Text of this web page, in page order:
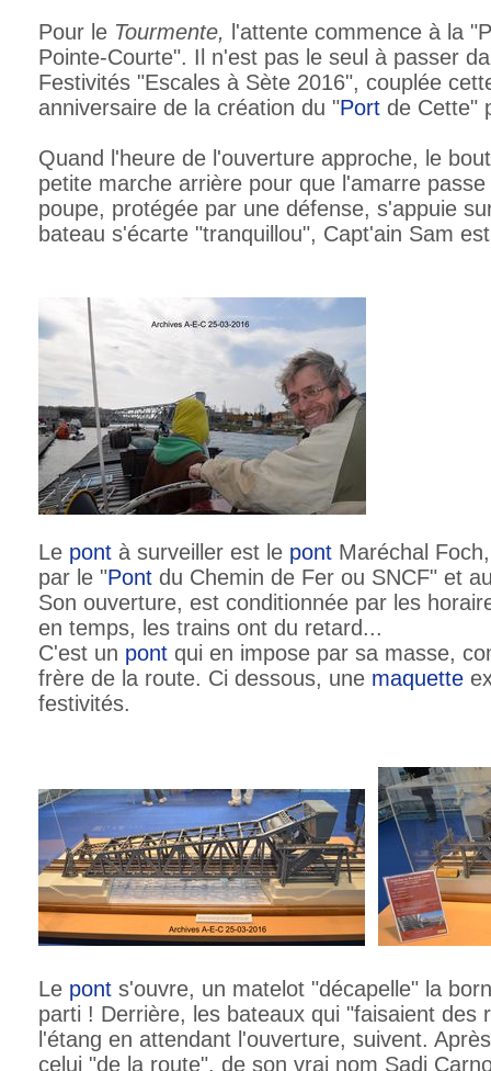
Pour le Tourmente, l'attente commence à la
Pointe-Courte". Il n'est pas le seul à passer
Festivités "Escales à Sète 2016", couplée
anniversaire de la création du "Port de Cette"
Quand l'heure de l'ouverture approche, le
petite marche arrière pour que l'amarre
poupe, protégée par une défense, s'appuie
bateau s'écarte "tranquillou", Capt'ain Sam
Le pont à surveiller est le pont Maréchal
par le "Pont du Chemin de Fer ou SNCF" et
Son ouverture, est conditionnée par les
en temps, les trains ont du retard...
C'est un pont qui en impose par sa masse,
frère de la route. Ci dessous, une maquette
festivités.
Le pont s'ouvre, un matelot "décapelle" la
parti ! Derrière, les bateaux qui "faisaient des
l'étang en attendant l'ouverture, suivent.
celui "de la route", de son vrai nom Sadi